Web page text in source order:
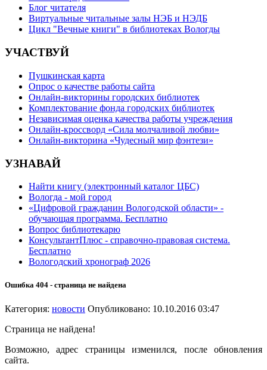
Блог читателя
Виртуальные читальные залы НЭБ и НЭДБ
Цикл "Вечные книги" в библиотеках Вологды
УЧАСТВУЙ
Пушкинская карта
Опрос о качестве работы сайта
Онлайн-викторины городских библиотек
Комплектование фонда городских библиотек
Независимая оценка качества работы учреждения
Онлайн-кроссворд «Сила молчаливой любви»
Онлайн-викторина «Чудесный мир фэнтези»
УЗНАВАЙ
Найти книгу (электронный каталог ЦБС)
Вологда - мой город
«Цифровой гражданин Вологодской области» -
обучающая программа. Бесплатно
Вопрос библиотекарю
КонсультантПлюс - справочно-правовая система.
Бесплатно
Вологодский хронограф 2026
Ошибка 404 - страница не найдена
Категория: новости Опубликовано: 10.10.2016 03:47
Страница не найдена!
Возможно, адрес страницы изменился, после обновления
сайта.